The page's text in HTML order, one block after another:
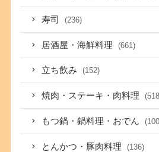
寿司 (236)
居酒屋・海鮮料理 (661)
立ち飲み (152)
焼肉・ステーキ・肉料理
もつ鍋・鍋料理・おでん
とんかつ・豚肉料理 (136)